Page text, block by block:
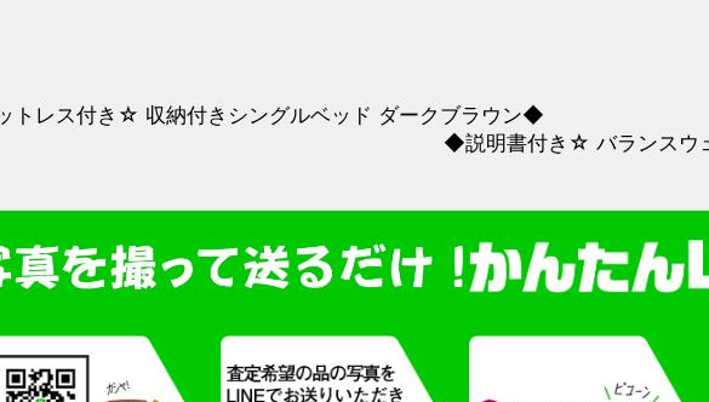
トレス付き☆ 収納付きシングルベッド ダークブラウン◆
◆説明書付き☆ バランスウ